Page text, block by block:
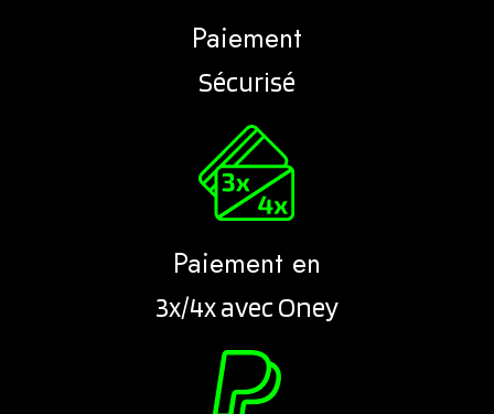
Paiement
Sécurisé
Paiement en
3x/4x avec Oney